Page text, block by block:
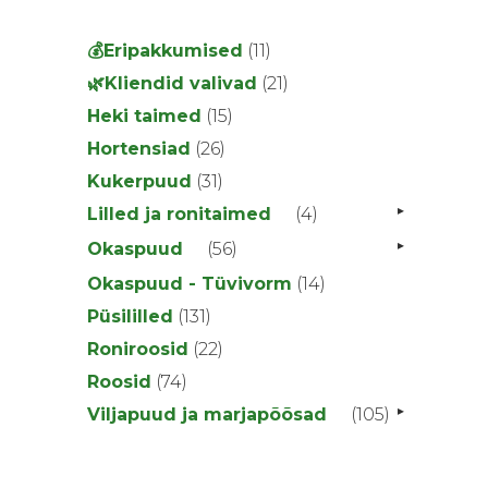
💰Eripakkumised 1111
toodet
🌿Kliendid valivad 2121
Heki taimed 1515
Hortensiad 2626
toodet
Kukerpuud 3131
toodet
Lilled ja ronitaimed 44
▸
Okaspuud 5656
toodet
▸
Okaspuud - Tüvivorm 1414
Püsililled 131131
toodet
Roniroosid 2222
Roosid 7474
toodet
Viljapuud ja marjapõõsad 105105
▸